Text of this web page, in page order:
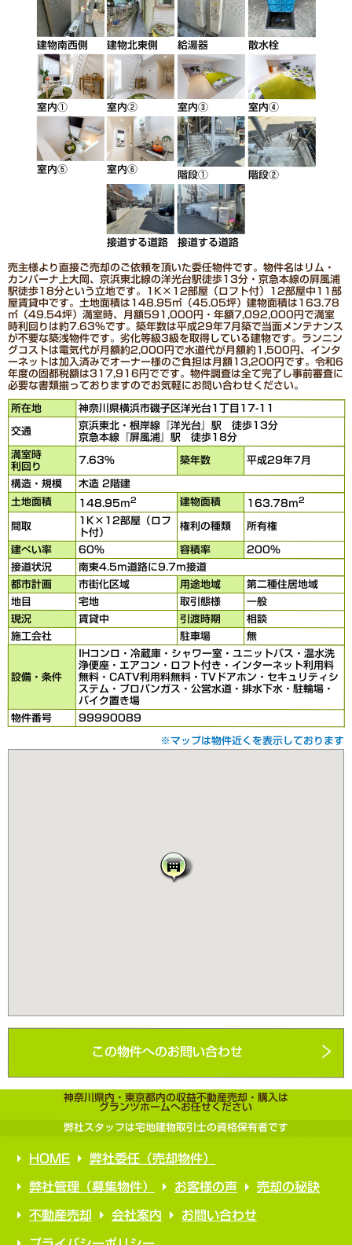
建物南西側 建物北東側 給湯器 散水栓
室内① 室内② 室内③ 室内④
室内⑤ 室内⑥
階段① 階段②
接道する道路 接道する道路
売主様より直接ご売却のご依頼を頂いた委任物件です。物件名はリム・
カンパーナ上大岡、京浜東北線の洋光台駅徒歩13分・京急本線の屛風浦
駅徒歩18分という立地です。1K×12部屋（ロフト付）12部屋中11部
屋賃貸中です。土地面積は148.95㎡（45.05坪）建物面積は163.78
㎡（49.54坪）満室時、月額591,000円・年額7,092,000円で満室
時利回りは約7.63％です。築年数は平成29年7月築で当面メンテナンス
が不要な築浅物件です。劣化等級3級を取得している建物です。ランニン
グコストは電気代が月額約2,000円で水道代が月額約1,500円、インタ
ーネットは加入済みでオーナー様のご負担は月額13,200円です。令和6
年度の固都税額は317,916円でです。物件調査は全て完了し事前審査に
必要な書類揃っておりますのでお気軽にお問い合わせください。
所在地 神奈川県横浜市磯子区洋光台1丁目17-11
交通
京浜東北・根岸線『洋光台』駅 徒歩13分
京急本線『屏風浦』駅 徒歩18分
満室時
利回り
7.63％ 築年数 平成29年7月
構造・規模 木造 2階建
土地面積 148.95ｍ2 建物面積 163.78ｍ2
間取
1K×12部屋（ロフ
ト付）
権利の種類 所有権
建ぺい率 60％ 容積率 200％
接道状況 南東4.5ｍ道路に9.7ｍ接道
都市計画 市街化区域 用途地域 第二種住居地域
地目 宅地 取引態様
一般
現況
賃貸中 引渡時期 相談
施工会社 駐車場 無
設備・条件
IHコンロ・冷蔵庫・シャワー室・ユニットバス・温水洗
浄便座・エアコン・ロフト付き・インターネット利用料
無料・CATV利用料無料・TVドアホン・セキュリティシ
ステム・プロパンガス・公営水道・排水下水・駐輪場・
バイク置き場
物件番号 99990089
※マップは物件近くを表示しております
この物件へのお問い合わせ
神奈川県内・東京都内の収益不動産売却・購入は
グランツホームへお任せください
弊社スタッフは宅地建物取引士の資格保有者です
HOME 弊社委任（売却物件）
弊社管理（募集物件） お客様の声 売却の秘訣
不動産売却 会社案内 お問い合わせ